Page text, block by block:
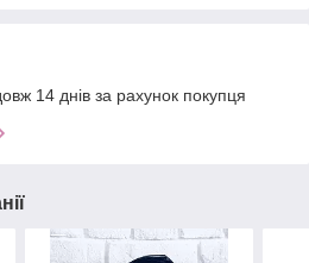
14 днів за рахунок покупця